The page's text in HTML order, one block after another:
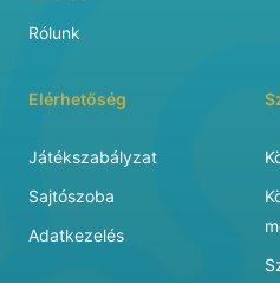
Rólunk
Elérhetőség
Játékszabályzat
Sajtószoba
Adatkezelés